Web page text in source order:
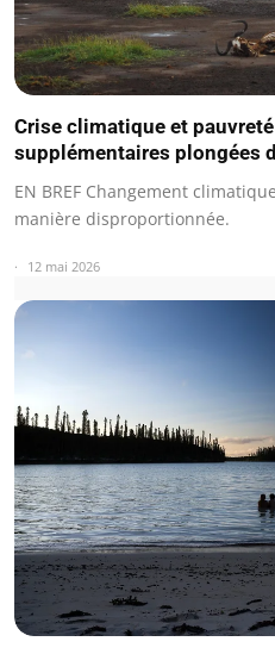
Crise climatique et
supplémentaires plongées
EN BREF Changement
manière disproportionnée.
12 mai 2026